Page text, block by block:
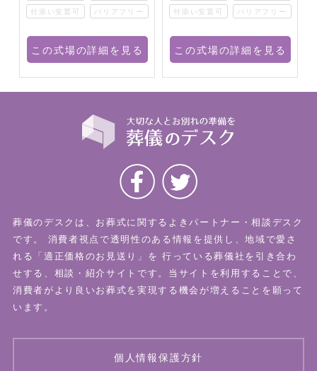
付添い安置可
バリアフリー
この式場の詳細を見る
付添い安置可
バリアフリー
この式場の詳細を見る
葬儀のデスクは、お葬式に関するよきパートナー・相談デスク
です。
消費者視点で透明性のある情報を提供し、地域で愛さ
れる「適正価格のお見送り」を 行っている葬儀社を引き合わ
せする、相談・紹介サイトです。当サイトを利用することで、
消費者がより良いお葬式を実現する機会が増えることを願って
います。
個人情報保護方針